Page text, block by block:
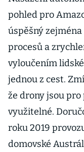
pohled pro
úspěšný
procesů a
vyloučením
jednou z cest.
že drony jsou
využitelné.
roku 2019
domovské